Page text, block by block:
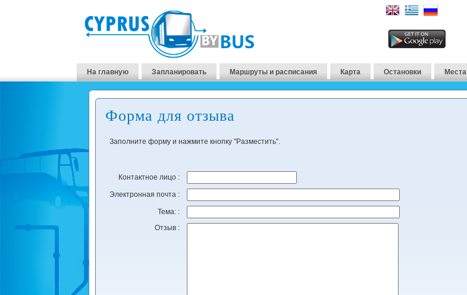
На главную Запланировать Маршруты и расписания Карта Остановки Места
Форма для отзыва
Заполните форму и нажмите кнопку "Разместить".
Контактное лицо :
Электронная почта :
Тема: :
Отзыв :